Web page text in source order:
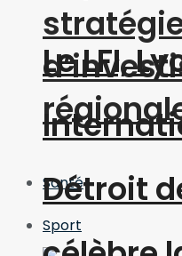
Santé
Sport
Le LFI,
Détroit